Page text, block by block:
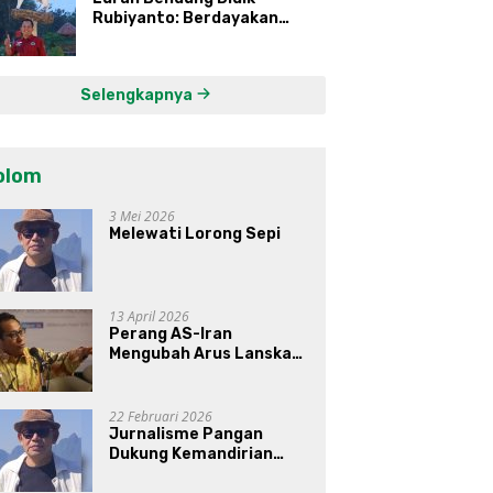
Rubiyanto: Berdayakan
Selengkapnya
3 Mei 2026
Melewati Lorong Sepi
13 April 2026
Perang AS-Iran
Mengubah Arus Lanskap
Prabowo-Gibran?
22 Februari 2026
Jurnalisme Pangan
Dukung Kemandirian